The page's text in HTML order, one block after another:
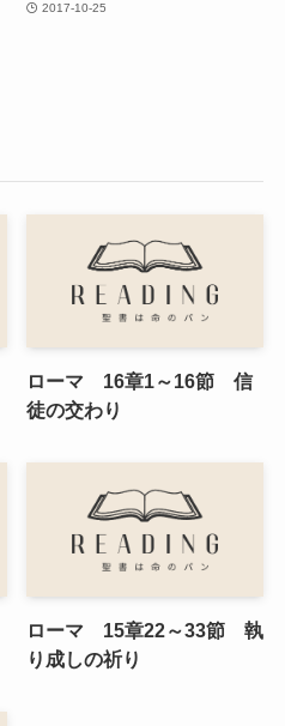
2017-10-25
ローマ 16章1～16節 信
徒の交わり
ローマ 15章22～33節 執
り成しの祈り